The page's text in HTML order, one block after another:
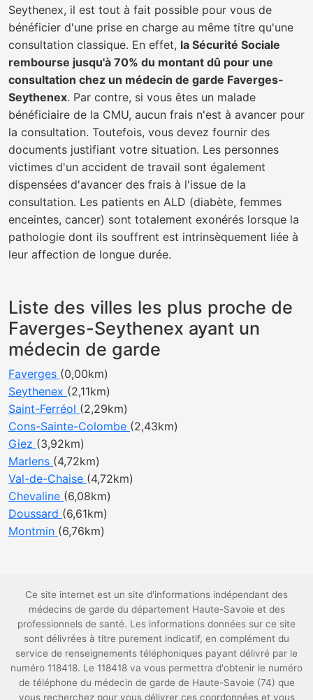
Seythenex, il est tout à fait possible pour vous de
bénéficier d'une prise en charge au même titre qu'une
consultation classique. En effet, la Sécurité Sociale
rembourse jusqu'à 70% du montant dû pour une
consultation chez un médecin de garde Faverges-
Seythenex. Par contre, si vous êtes un malade
bénéficiaire de la CMU, aucun frais n'est à avancer pour
la consultation. Toutefois, vous devez fournir des
documents justifiant votre situation. Les personnes
victimes d'un accident de travail sont également
dispensées d'avancer des frais à l'issue de la
consultation. Les patients en ALD (diabète, femmes
enceintes, cancer) sont totalement exonérés lorsque la
pathologie dont ils souffrent est intrinsèquement liée à
leur affection de longue durée.
Liste des villes les plus proche de
Faverges-Seythenex ayant un
médecin de garde
Faverges (0,00km)
Seythenex (2,11km)
Saint-Ferréol (2,29km)
Cons-Sainte-Colombe (2,43km)
Giez (3,92km)
Marlens (4,72km)
Val-de-Chaise (4,72km)
Chevaline (6,08km)
Doussard (6,61km)
Montmin (6,76km)
Ce site internet est un site d'informations indépendant des
médecins de garde du département Haute-Savoie et des
professionnels de santé. Les informations données sur ce site
sont délivrées à titre purement indicatif, en complément du
service de renseignements téléphoniques payant délivré par le
numéro 118418. Le 118418 va vous permettra d'obtenir le numéro
de téléphone du médecin de garde de Haute-Savoie (74) que
vous recherchez pour vous délivrer ces coordonnées et vous